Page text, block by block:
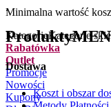
Minimalna wartość
KategorieKategorie
Rabatówka
Outlet
Promocje
Nowości
Kupony
.
Produkty
Dostawa
Koszt i obszar